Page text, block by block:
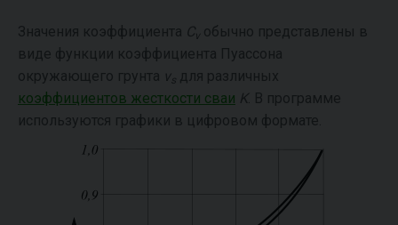
Значения коэффициента Cν обычно представлены в
виде функции коэффициента Пуассона
окружающего грунта vs для различных
коэффициентов жесткости сваи K. В программе
используются графики в цифровом формате.